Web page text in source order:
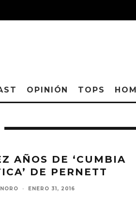
OPINIÓN TOPS
AÑOS DE ‘CUMBIA
DE PERNETT
· ENERO 31, 2016